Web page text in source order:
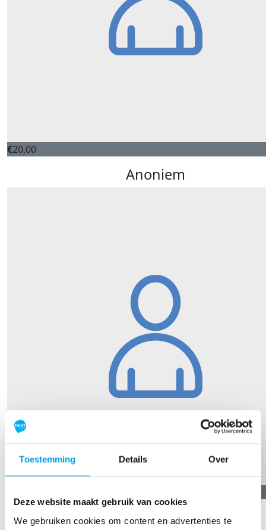
Toestemming Details Over
Deze website maakt gebruik van cookies
We gebruiken cookies om content en advertenties te
€20,00
Anoniem
Tiny